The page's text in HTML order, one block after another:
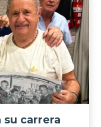
su carrera